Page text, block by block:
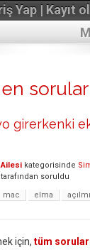
Yap | Kayıt ol
girerkenki
kategorisinde
tarafından soruldu
mac elma
için, tüm